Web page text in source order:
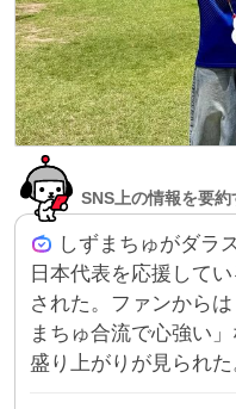
SNS上の情報を要
しずまちゅがダラ
日本代表を応援して
された。ファンから
まちゅ合流で心強い
盛り上がりが見られた